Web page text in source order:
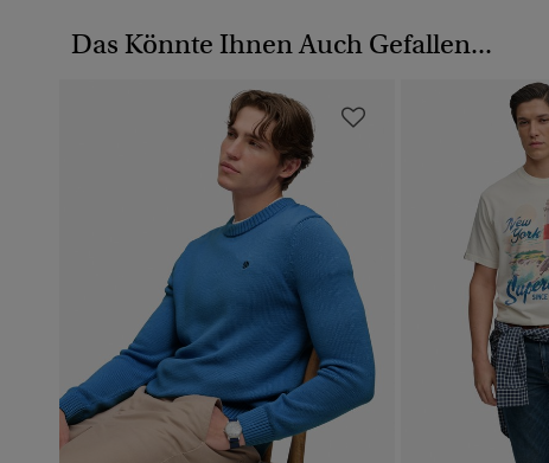
Das Könnte Ihnen Auch Gefallen...